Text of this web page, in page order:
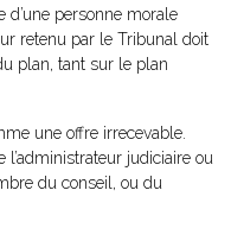
d’une personne morale
retenu par le Tribunal doit
plan, tant sur le plan
une offre irrecevable.
judiciaire ou
du conseil, ou du